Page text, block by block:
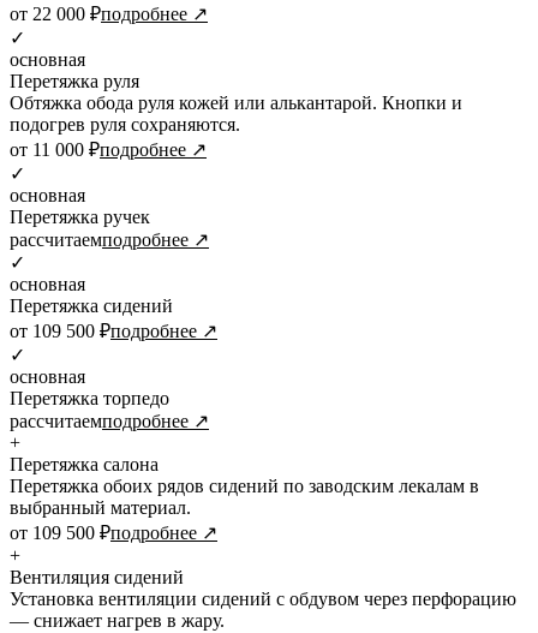
от 22 000 ₽подробнее ↗
✓
основная
Перетяжка руля
Обтяжка обода руля кожей или алькантарой. Кнопки и
подогрев руля сохраняются.
от 11 000 ₽подробнее ↗
✓
основная
Перетяжка ручек
рассчитаемподробнее ↗
✓
основная
Перетяжка сидений
от 109 500 ₽подробнее ↗
✓
основная
Перетяжка торпедо
рассчитаемподробнее ↗
+
Перетяжка салона
Перетяжка обоих рядов сидений по заводским лекалам в
выбранный материал.
от 109 500 ₽подробнее ↗
+
Вентиляция сидений
Установка вентиляции сидений с обдувом через перфорацию
— снижает нагрев в жару.